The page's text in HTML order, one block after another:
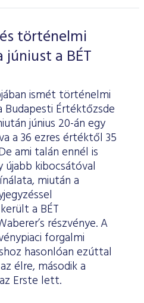
történelmi
júniust a BÉT
ismét történelmi
Értéktőzsde
június 20-án egy
a 36 ezres értéktől 35
ami talán ennél is
újabb kibocsátóval
miután a
a BÉT
részvénye. A
forgalmi
hasonlóan ezúttal
élre, második a
Erste lett.